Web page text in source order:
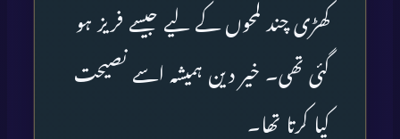
کھڑی چند لمحوں کے لیے جیسے فریز ہو
گئی تھی۔ خیر دین ہمیشہ اسے نصیحت
کیا کرتا تھا۔